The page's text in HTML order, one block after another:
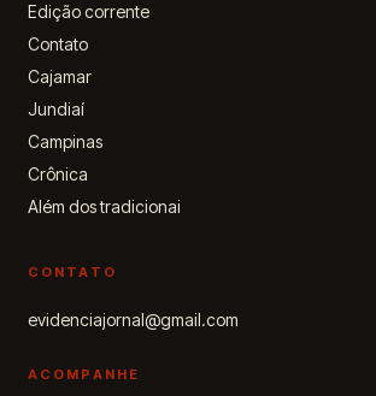
Edição corrente
Contato
Cajamar
Jundiaí
Campinas
Crônica
Além dos tradicionai
CONTATO
evidenciajornal@gmail.com
ACOMPANHE